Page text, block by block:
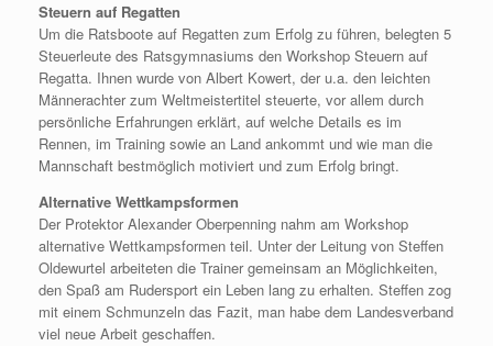
Steuern auf Regatten
Um die Ratsboote auf Regatten zum Erfolg zu führen, belegten 5
Steuerleute des Ratsgymnasiums den Workshop Steuern auf
Regatta. Ihnen wurde von Albert Kowert, der u.a. den leichten
Männerachter zum Weltmeistertitel steuerte, vor allem durch
persönliche Erfahrungen erklärt, auf welche Details es im
Rennen, im Training sowie an Land ankommt und wie man die
Mannschaft bestmöglich motiviert und zum Erfolg bringt.
Alternative Wettkampsformen
Der Protektor Alexander Oberpenning nahm am Workshop
alternative Wettkampsformen teil. Unter der Leitung von Steffen
Oldewurtel arbeiteten die Trainer gemeinsam an Möglichkeiten,
den Spaß am Rudersport ein Leben lang zu erhalten. Steffen zog
mit einem Schmunzeln das Fazit, man habe dem Landesverband
viel neue Arbeit geschaffen.